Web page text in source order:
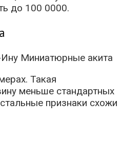
до 100 0000.
Такая
меньше стандартных
признаки схожи